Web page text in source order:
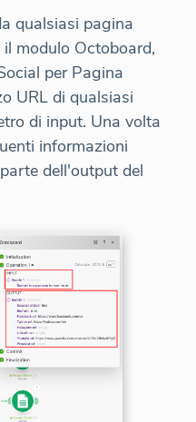
qualsiasi pagina
modulo Octoboard,
per Pagina
URL di qualsiasi
di input. Una volta
informazioni
dell'output del